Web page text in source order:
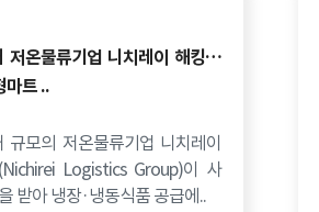
저온물류기업 니치레이 해킹…
마트 ..
규모의 저온물류기업 니치레이
Logistics Group)이 사
받아 냉장·냉동식품 공급에..